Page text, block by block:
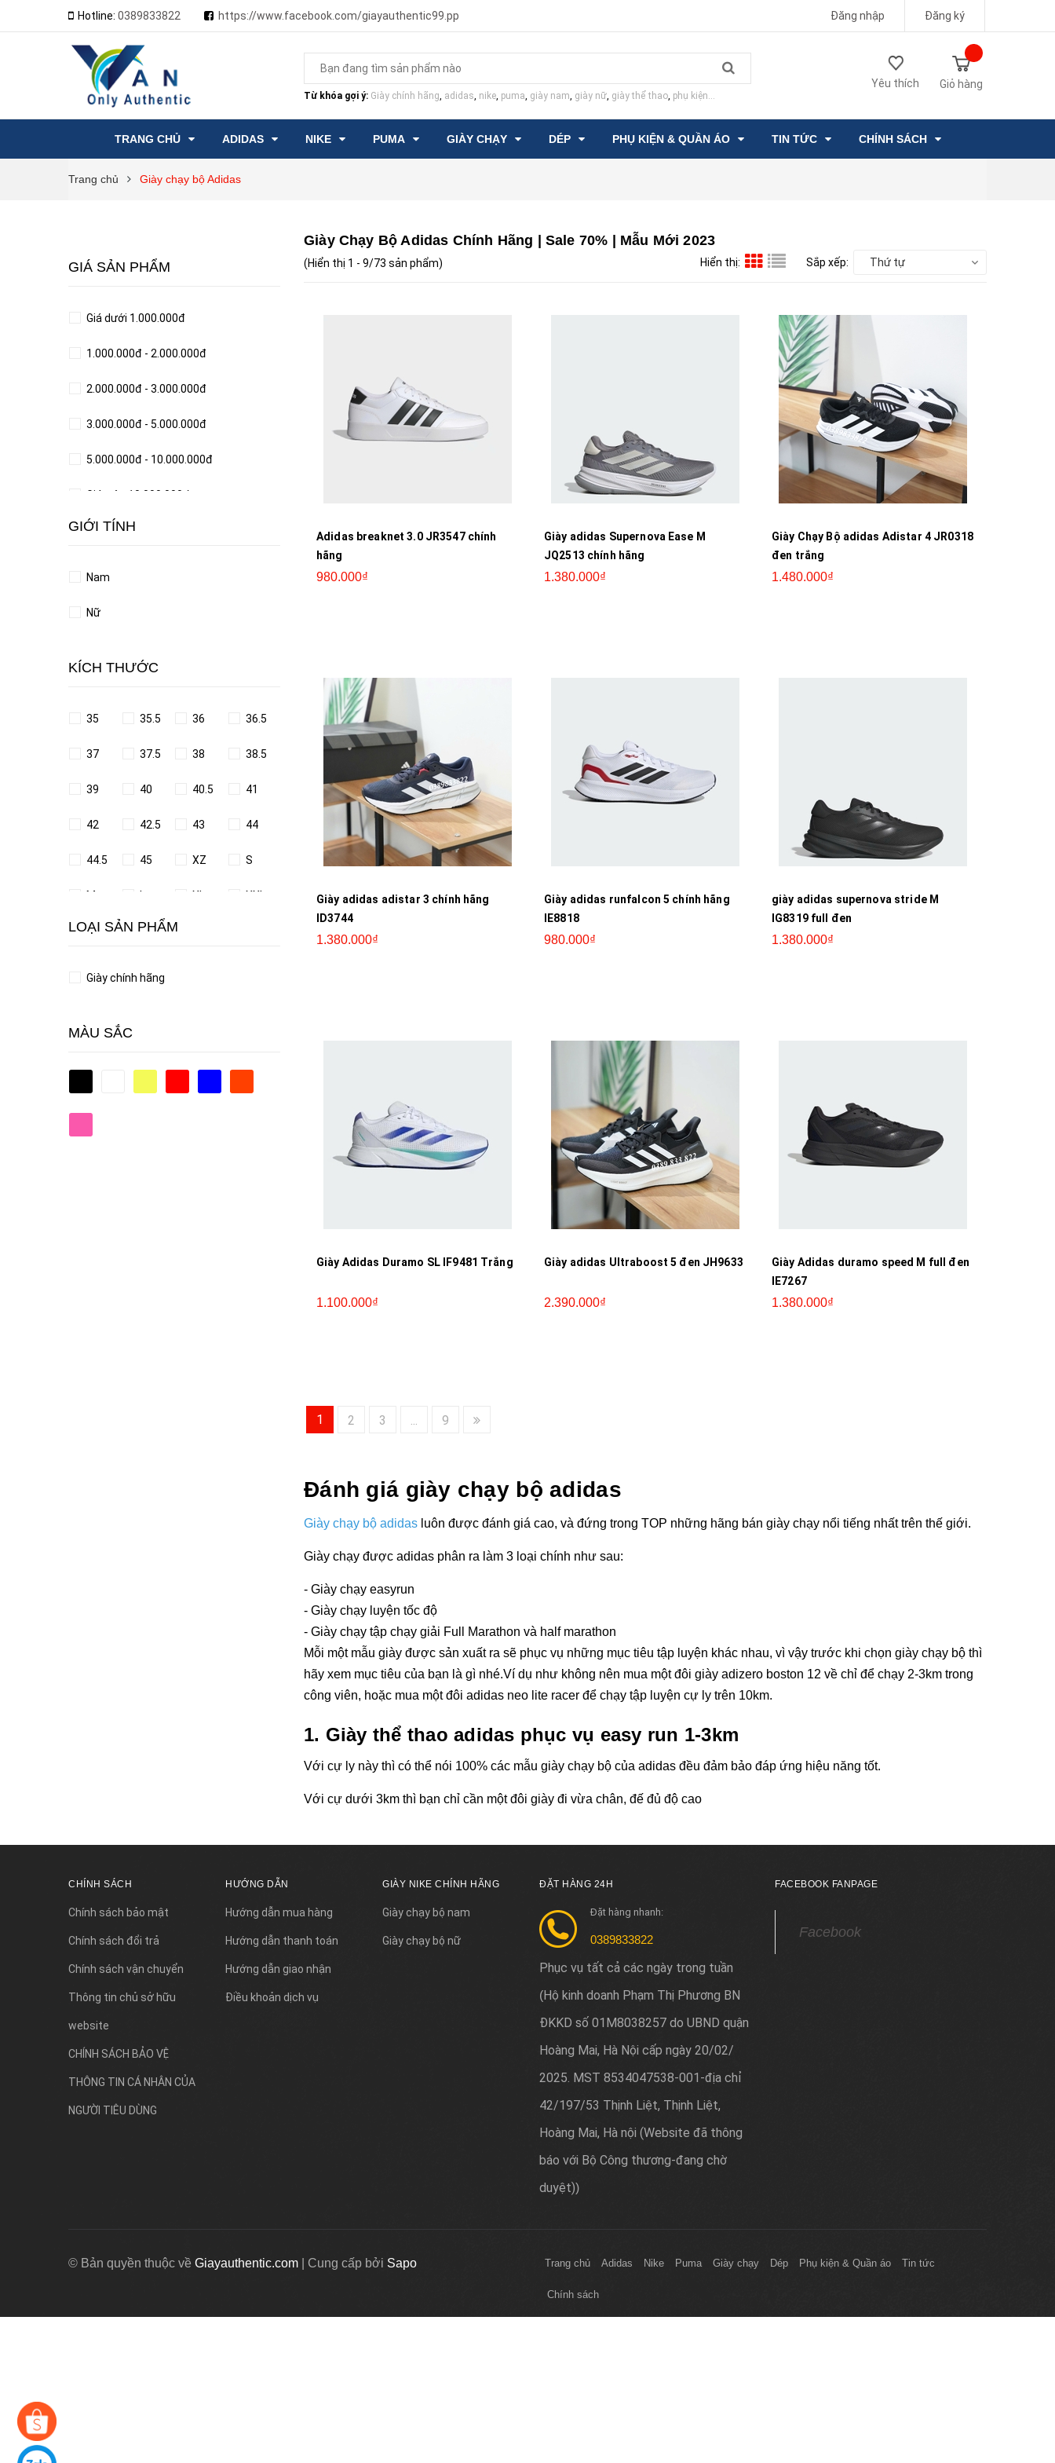
Hotline: 0389833822 https://www.facebook.com/giayauthentic99.pp Đăng nhập Đăng ký
Từ khóa gợi ý: Giày chính hãng, adidas, nike, puma, giày nam, giày nữ, giày thể thao, phụ kiện...
Yêu thích Giỏ hàng
TRANG CHỦ ADIDAS NIKE PUMA GIÀY CHẠY DÉP PHỤ KIỆN & QUẦN ÁO TIN TỨC CHÍNH SÁCH
Trang chủ Giày chạy bộ Adidas
Giày Chạy Bộ Adidas Chính Hãng | Sale 70% | Mẫu Mới 2023
(Hiển thị 1 - 9/73 sản phẩm) Hiển thị: Sắp xếp: Thứ tự
Adidas breaknet 3.0 JR3547 chính
hãng
980.000₫
Giày adidas Supernova Ease M
JQ2513 chính hãng
1.380.000₫
Giày Chạy Bộ adidas Adistar 4 JR0318
đen trắng
1.480.000₫
Giày adidas adistar 3 chính hãng
ID3744
1.380.000₫
Giày adidas runfalcon 5 chính hãng
IE8818
980.000₫
giày adidas supernova stride M
IG8319 full đen
1.380.000₫
Giày Adidas Duramo SL IF9481 Trắng
1.100.000₫
Giày adidas Ultraboost 5 đen JH9633
2.390.000₫
Giày Adidas duramo speed M full đen
IE7267
1.380.000₫
1 2 3 ... 9
Đánh giá giày chạy bộ adidas
Giày chạy bộ adidas luôn được đánh giá cao, và đứng trong TOP những hãng bán giày chạy nổi tiếng nhất trên thế giới.
Giày chạy được adidas phân ra làm 3 loại chính như sau:
- Giày chạy easyrun
- Giày chạy luyện tốc độ
- Giày chạy tập chạy giải Full Marathon và half marathon
Mỗi một mẫu giày được sản xuất ra sẽ phục vụ những mục tiêu tập luyện khác nhau, vì vậy trước khi chọn giày chạy bộ thì
hãy xem mục tiêu của bạn là gì nhé.Ví dụ như không nên mua một đôi giày adizero boston 12 về chỉ để chạy 2-3km trong
công viên, hoặc mua một đôi adidas neo lite racer để chạy tập luyện cự ly trên 10km.
1. Giày thể thao adidas phục vụ easy run 1-3km
Với cự ly này thì có thể nói 100% các mẫu giày chạy bộ của adidas đều đảm bảo đáp ứng hiệu năng tốt.
Với cự dưới 3km thì bạn chỉ cần một đôi giày đi vừa chân, đế đủ độ cao
GIÁ SẢN PHẨM
Giá dưới 1.000.000đ
1.000.000đ - 2.000.000đ
2.000.000đ - 3.000.000đ
3.000.000đ - 5.000.000đ
5.000.000đ - 10.000.000đ
Giá trên 10.000.000đ
GIỚI TÍNH
Nam
Nữ
KÍCH THƯỚC
35 35.5 36 36.5
37 37.5 38 38.5
39 40 40.5 41
42 42.5 43 44
44.5 45 XZ S
M L XL XXL
LOẠI SẢN PHẨM
Giày chính hãng
MÀU SẮC
CHÍNH SÁCH
Chính sách bảo mật
Chính sách đổi trả
Chính sách vận chuyển
Thông tin chủ sở hữu
website
CHÍNH SÁCH BẢO VỆ
THÔNG TIN CÁ NHÂN CỦA
NGƯỜI TIÊU DÙNG
HƯỚNG DẪN
Hướng dẫn mua hàng
Hướng dẫn thanh toán
Hướng dẫn giao nhận
Điều khoản dịch vụ
GIÀY NIKE CHÍNH HÃNG
Giày chạy bộ nam
Giày chạy bộ nữ
ĐẶT HÀNG 24H
Đặt hàng nhanh:
0389833822
Phục vụ tất cả các ngày trong tuần
(Hộ kinh doanh Phạm Thị Phương BN
ĐKKD số 01M8038257 do UBND quận
Hoàng Mai, Hà Nội cấp ngày 20/02/
2025. MST 8534047538-001-địa chỉ
42/197/53 Thịnh Liệt, Thịnh Liệt,
Hoàng Mai, Hà nội (Website đã thông
báo với Bộ Công thương-đang chờ
duyệt))
FACEBOOK FANPAGE
Facebook
© Bản quyền thuộc về Giayauthentic.com Cung cấp bởi Sapo Trang chủ Adidas Nike Puma Giày chạy Dép Phụ kiện & Quần áo Tin tức
Chính sách